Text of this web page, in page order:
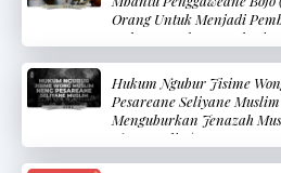
Orang Untuk Menjadi
Dalam Membantu
Hukum Ngubur Jisime
Pesareane Seliyane
Menguburkan Jenazah
Non-Muslim)